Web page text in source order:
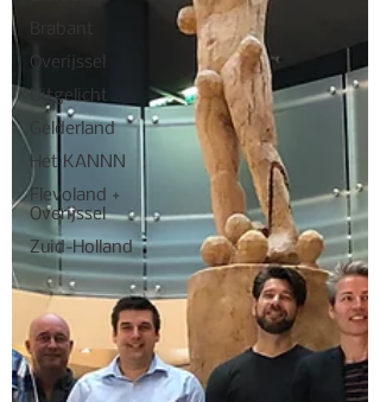
Brabant
Overijssel
Uitgelicht
Gelderland
Het KANNN
Flevoland +
Overijssel
Zuid-Holland